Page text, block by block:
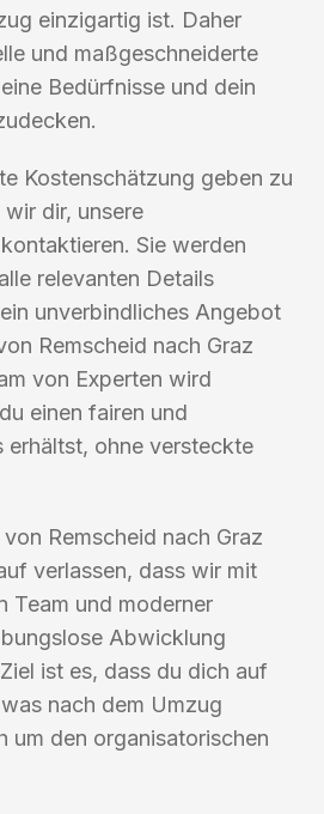
einzigartig ist. Daher
und maßgeschneiderte
Bedürfnisse und dein
Kostenschätzung geben zu
dir, unsere
Sie werden
relevanten Details
unverbindliches Angebot
Remscheid nach Graz
von Experten wird
einen fairen und
erhältst, ohne versteckte
Remscheid nach Graz
verlassen, dass wir mit
Team und moderner
Abwicklung
ist es, dass du dich auf
nach dem Umzug
um den organisatorischen